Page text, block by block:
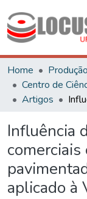
Home
Artigos
Influência
aplicado à